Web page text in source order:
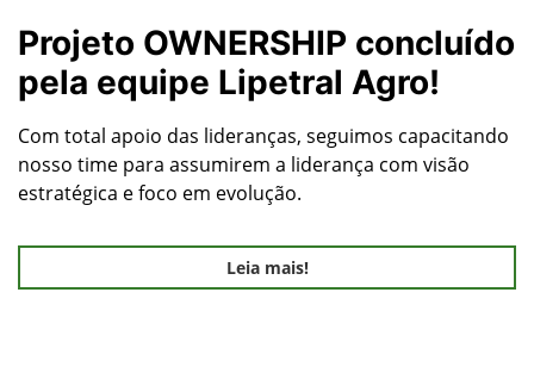
Projeto OWNERSHIP concluído
pela equipe Lipetral Agro!
Com total apoio das lideranças, seguimos capacitando
nosso time para assumirem a liderança com visão
estratégica e foco em evolução.
Leia mais!